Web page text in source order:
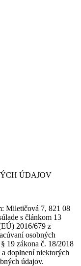
ÚDAJOV
Miletičová 7, 821 08
s článkom 13
2016/679 z
osobných
19 zákona č. 18/2018
doplnení niektorých
údajov.